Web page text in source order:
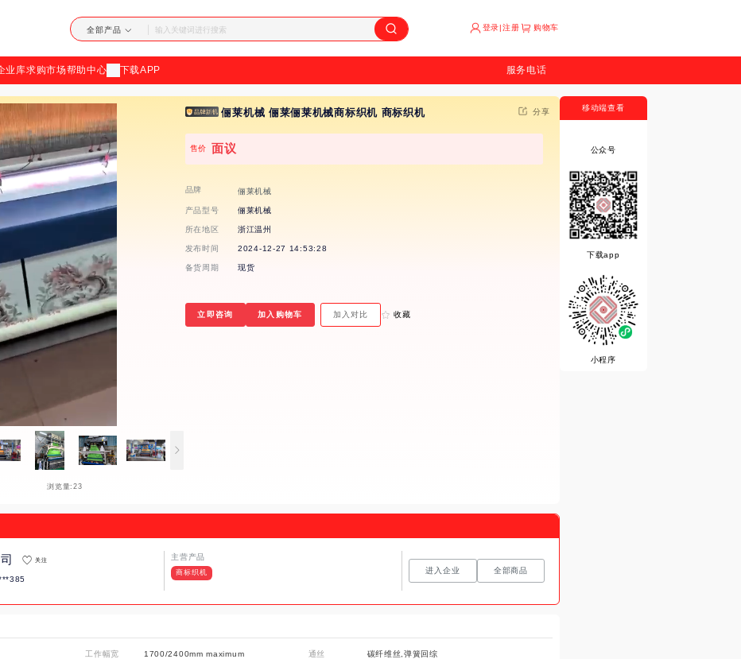
全部产品 登录|注册 购物车
业库求购市场帮助中心
加
载
失
下载APP 服务电话
浏览量:23
俪莱机械 俪莱俪莱机械商标织机 商标织机 分享
售价 面议
品牌 俪莱机械
产品型号 俪莱机械
所在地区 浙江温州
发布时间 2024-12-27 14:53:28
备货周期 现货
立即咨询 加入购物车 加入对比 收藏
关注 主营产品
商标织机 进入企业 全部商品
工作幅宽 1700/2400mm maximum 通丝 碳纤维丝,弹簧回综
移动端查看
公众号
下载app
小程序